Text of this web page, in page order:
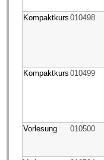
Kompaktkurs 010498
Kompaktkurs 010499
Vorlesung
010500